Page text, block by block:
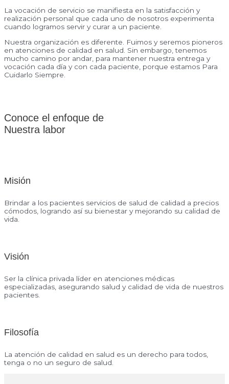
La vocación de servicio se manifiesta en la satisfacción y
realización personal que cada uno de nosotros experimenta
cuando logramos servir y curar a un paciente.
Nuestra organización es diferente. Fuimos y seremos pioneros
en atenciones de calidad en salud. Sin embargo, tenemos
mucho camino por andar, para mantener nuestra entrega y
vocación cada día y con cada paciente, porque estamos Para
Cuidarlo Siempre.
Conoce el enfoque de
Nuestra labor
Misión
Brindar a los pacientes servicios de salud de calidad a precios
cómodos, logrando así su bienestar y mejorando su calidad de
vida.
Visión
Ser la clínica privada líder en atenciones médicas
especializadas, asegurando salud y calidad de vida de nuestros
pacientes.
Filosofía
La atención de calidad en salud es un derecho para todos,
tenga o no un seguro de salud.